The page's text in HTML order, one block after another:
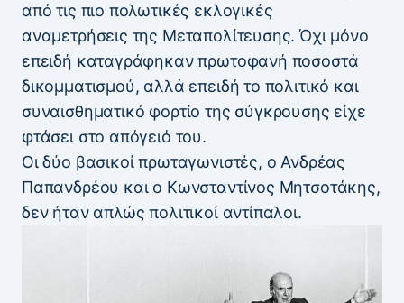
από τις πιο πολωτικές εκλογικές
αναμετρήσεις της Μεταπολίτευσης. Όχι μόνο
επειδή καταγράφηκαν πρωτοφανή ποσοστά
δικομματισμού, αλλά επειδή το πολιτικό και
συναισθηματικό φορτίο της σύγκρουσης είχε
φτάσει στο απόγειό του.
Οι δύο βασικοί πρωταγωνιστές, ο Ανδρέας
Παπανδρέου και ο Κωνσταντίνος Μητσοτάκης,
δεν ήταν απλώς πολιτικοί αντίπαλοι.